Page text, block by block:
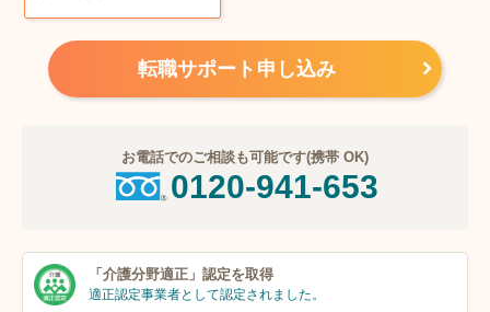
転職サポート申し込み
お電話でのご相談も可能です(携帯 OK)
0120-941-653
「介護分野適正」 認定を取得
適正認定事業者として認定されました。